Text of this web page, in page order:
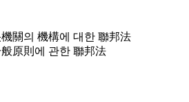
關의 機構에 대한 聯邦法
原則에 관한 聯邦法